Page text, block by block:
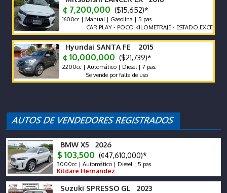
¢ 7,200,000 ($15,652)*
1600cc | Manual | Gasolina | 5 pas.
CAR PLAY - POCO KILOMETRAJE - ESTADO EXCELENTE -
Hyundai SANTA FE 2015
¢ 10,000,000 ($21,739)*
2200cc | Automático | Diesel | 7 pas.
Se vende por falta de uso
BMW X5 2026
$ 103,500 (¢47,610,000)*
3000cc | Automático | Diesel | 5 pas.
Kildare Hernandez
Suzuki SPRESSO GL 2023